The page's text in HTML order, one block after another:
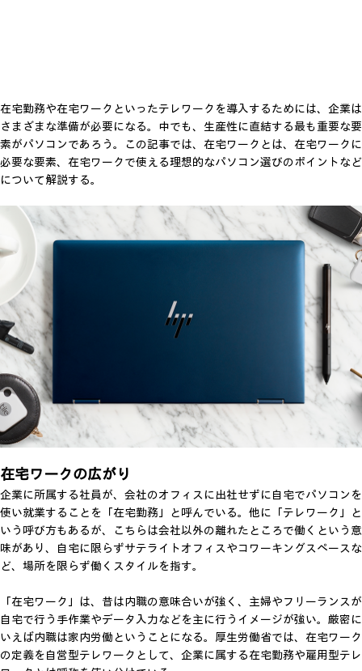
在宅勤務や在宅ワークといったテレワークを導入するためには、企業は
さまざまな準備が必要になる。中でも、生産性に直結する最も重要な要
素がパソコンであろう。この記事では、在宅ワークとは、在宅ワークに
必要な要素、在宅ワークで使える理想的なパソコン選びのポイントなど
について解説する。
在宅ワークの広がり
企業に所属する社員が、会社のオフィスに出社せずに自宅でパソコンを
使い就業することを「在宅勤務」と呼んでいる。他に「テレワーク」と
いう呼び方もあるが、こちらは会社以外の離れたところで働くという意
味があり、自宅に限らずサテライトオフィスやコワーキングスペースな
ど、場所を限らず働くスタイルを指す。
「在宅ワーク」は、昔は内職の意味合いが強く、主婦やフリーランスが
自宅で行う手作業やデータ入力などを主に行うイメージが強い。厳密に
いえば内職は家内労働ということになる。厚生労働省では、在宅ワーク
の定義を自営型テレワークとして、企業に属する在宅勤務や雇用型テレ